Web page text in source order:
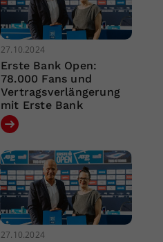
27.10.2024
Erste Bank Open:
78.000 Fans und
Vertragsverlängerung
mit Erste Bank
27.10.2024